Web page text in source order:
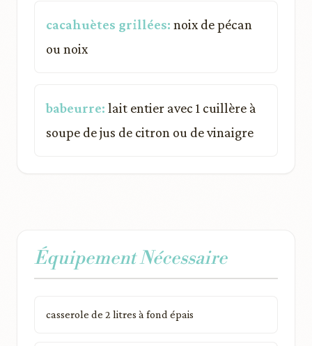
cacahuètes grillées: noix de pécan
ou noix
babeurre: lait entier avec 1 cuillère à
soupe de jus de citron ou de vinaigre
Équipement Nécessaire
casserole de 2 litres à fond épais